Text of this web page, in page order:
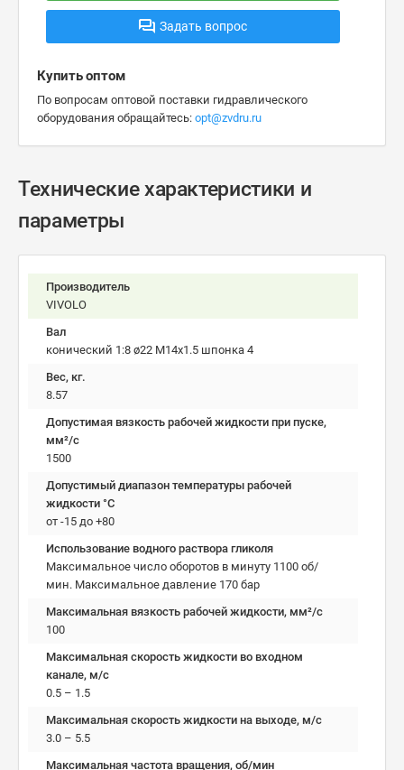
Задать вопрос
Купить оптом
По вопросам оптовой поставки гидравлического
оборудования обращайтесь: opt@zvdru.ru
Технические характеристики и
параметры
Производитель
VIVOLO
Вал
конический 1:8 ø22 M14x1.5 шпонка 4
Вес, кг.
8.57
Допустимая вязкость рабочей жидкости при пуске,
мм²/c
1500
Допустимый диапазон температуры рабочей
жидкости °C
от -15 до +80
Использование водного раствора гликоля
Максимальное число оборотов в минуту 1100 об/
мин. Максимальное давление 170 бар
Максимальная вязкость рабочей жидкости, мм²/c
100
Максимальная скорость жидкости во входном
канале, м/с
0.5 – 1.5
Максимальная скорость жидкости на выходе, м/с
3.0 – 5.5
Максимальная частота вращения, об/мин